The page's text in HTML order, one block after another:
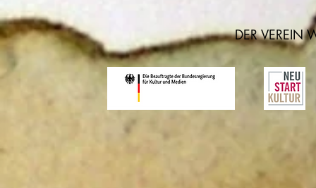
DER VEREIN